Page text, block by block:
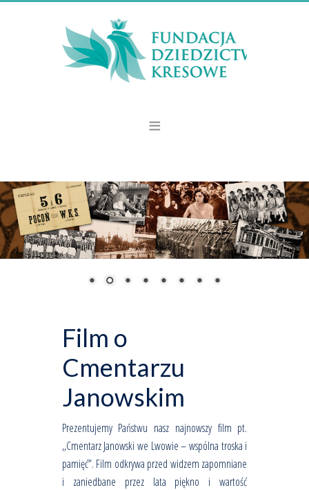
Film o
Cmentarzu
Janowskim
Prezentujemy Państwu nasz najnowszy film pt.
,,Cmentarz Janowski we Lwowie – wspólna troska i
pamięć”. Film odkrywa przed widzem zapomniane
i zaniedbane przez lata piękno i wartość